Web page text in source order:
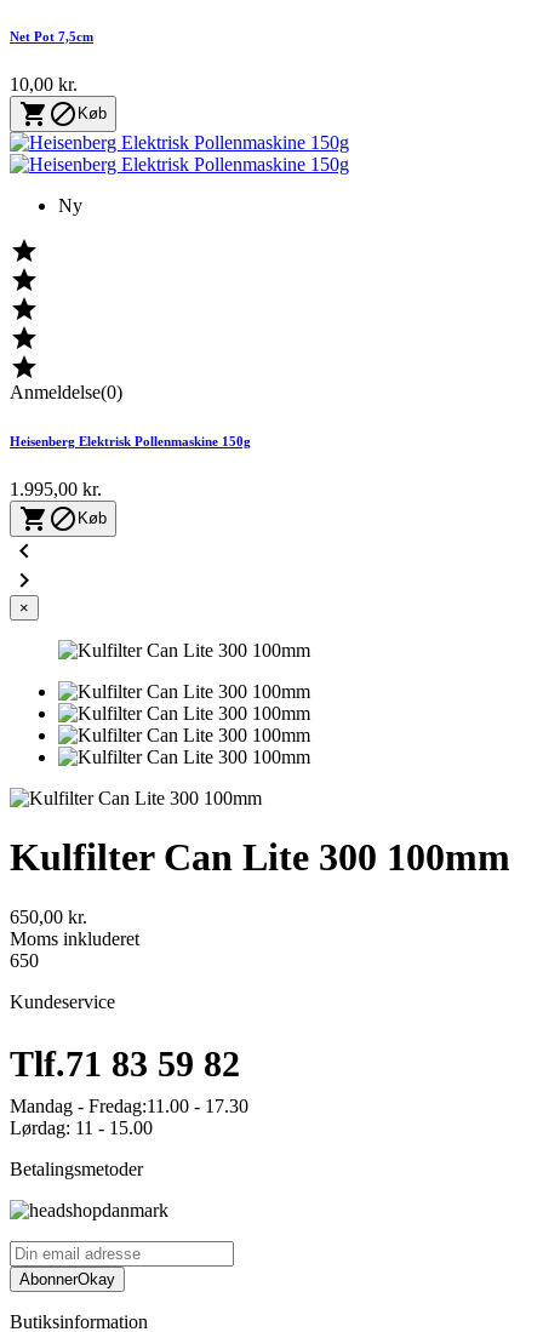
Net Pot 7,5cm
10,00 kr.
  Køb
Ny





Anmeldelse(0)
Heisenberg Elektrisk Pollenmaskine 150g
1.995,00 kr.
  Køb


×
Kulfilter Can Lite 300 100mm
650,00 kr.
Moms inkluderet
650
Kundeservice
Tlf.71 83 59 82
Mandag - Fredag:11.00 - 17.30
Lørdag: 11 - 15.00
Betalingsmetoder
AbonnerOkay
Butiksinformation